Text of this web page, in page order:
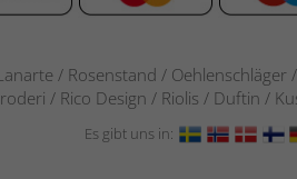
/ Rosenstand / Oehlenschläger
/ Rico Design / Riolis / Duftin /
Es gibt uns in: